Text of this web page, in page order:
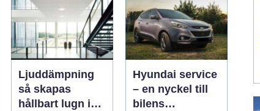
Ljuddämpning
så skapas
hållbart lugn i
Hyundai service
– en nyckel till
bilens